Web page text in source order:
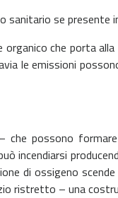
sanitario se presente
che porta
le emissioni
possono
incendiarsi
di ossigeno
ristretto – una